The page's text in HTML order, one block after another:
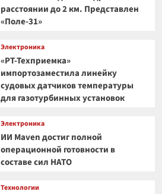
расстоянии до 2 км. Представлен
«Поле-31»
Электроника
«РТ-Техприемка»
импортозаместила линейку
судовых датчиков температуры
для газотурбинных установок
Электроника
ИИ Maven достиг полной
операционной готовности в
составе сил НАТО
Технологии